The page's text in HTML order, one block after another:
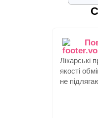
Лікарські
якості
не